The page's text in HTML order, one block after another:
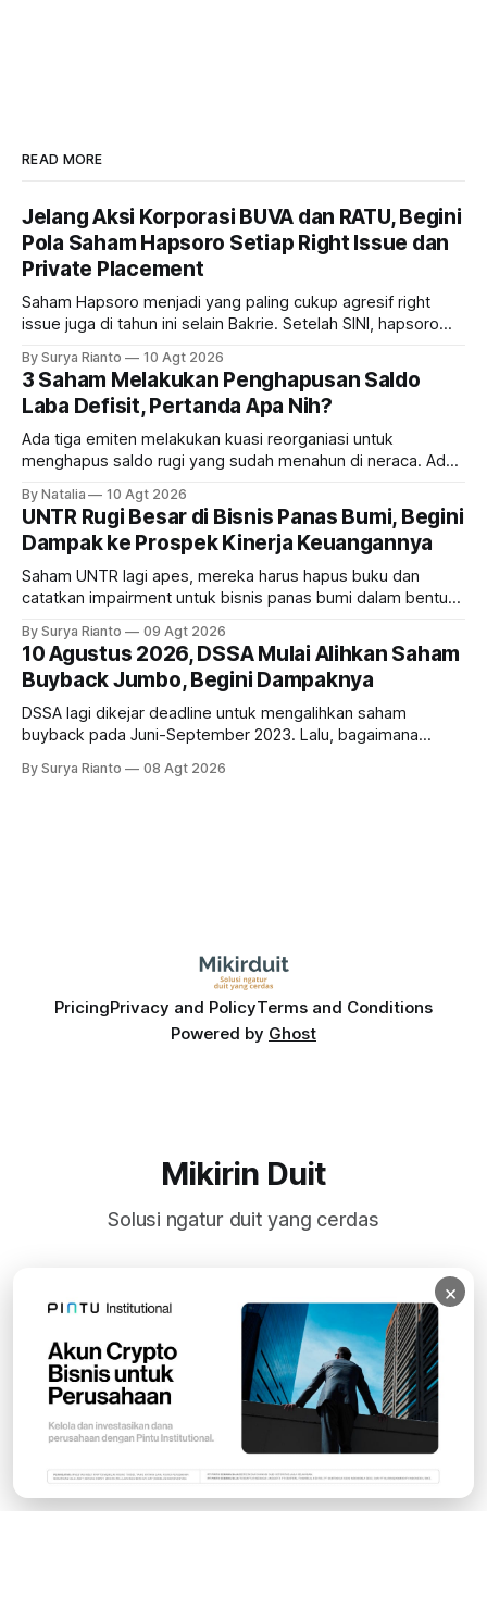
READ MORE
Jelang Aksi Korporasi BUVA dan RATU, Begini
Pola Saham Hapsoro Setiap Right Issue dan
Private Placement
Saham Hapsoro menjadi yang paling cukup agresif right
issue juga di tahun ini selain Bakrie. Setelah SINI, hapsoro
By Surya Rianto 10 Agt 2026
3 Saham Melakukan Penghapusan Saldo
Laba Defisit, Pertanda Apa Nih?
Ada tiga emiten melakukan kuasi reorganiasi untuk
menghapus saldo rugi yang sudah menahun di neraca. Ada
By Natalia 10 Agt 2026
UNTR Rugi Besar di Bisnis Panas Bumi, Begini
Dampak ke Prospek Kinerja Keuangannya
Saham UNTR lagi apes, mereka harus hapus buku dan
catatkan impairment untuk bisnis panas bumi dalam bentuk
bisnis UNTR?
By Surya Rianto 09 Agt 2026
10 Agustus 2026, DSSA Mulai Alihkan Saham
Buyback Jumbo, Begini Dampaknya
DSSA lagi dikejar deadline untuk mengalihkan saham
buyback pada Juni-September 2023. Lalu, bagaimana
By Surya Rianto 08 Agt 2026
PricingPrivacy and PolicyTerms and Conditions
Powered by Ghost
Mikirin Duit
Solusi ngatur duit yang cerdas
Subscribe
×